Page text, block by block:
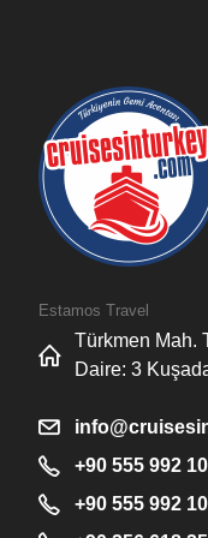
Estamos Travel
Türkmen Mah.
Daire: 3
+90 555 992
+90 555 992